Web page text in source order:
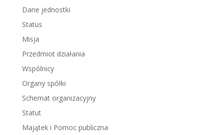
Dane jednostki
Status
Misja
Przedmiot działania
Wspólnicy
Organy spółki
Schemat organizacyjny
Statut
Majątek i Pomoc publiczna